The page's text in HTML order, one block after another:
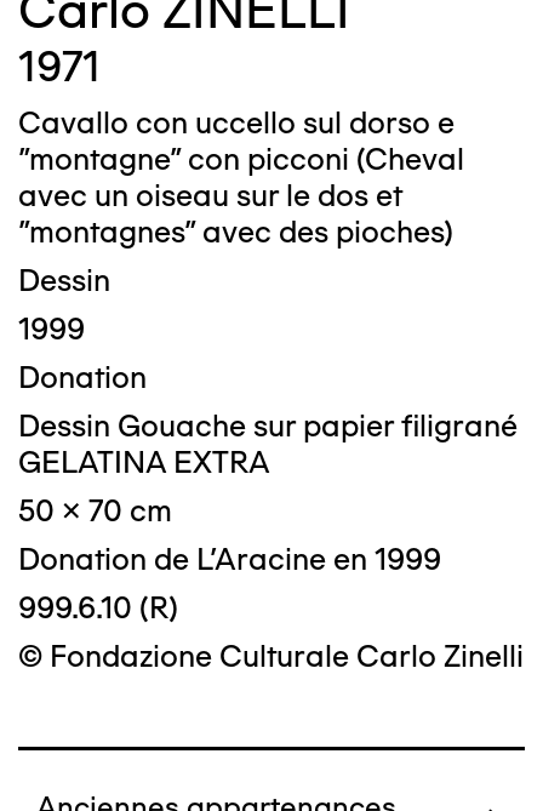
1971
Cavallo con uccello sul dorso e
"montagne" con picconi (Cheval
avec un oiseau sur le dos et
"montagnes" avec des pioches)
Dessin
1999
Donation
Dessin Gouache sur papier filigrané
GELATINA EXTRA
50 x 70 cm
Donation de L'Aracine en 1999
999.6.10 (R)
© Fondazione Culturale Carlo Zinelli